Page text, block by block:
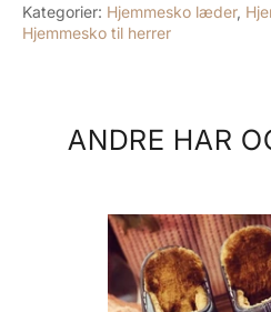
Kategorier: Hjemmesko læder,
Hjemmesko til herrer
ANDRE HAR